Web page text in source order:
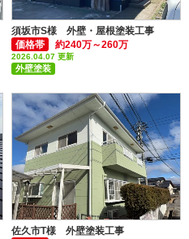
須坂市S様 外壁・屋根塗装工事
価格帯
約240万～260万
2026.04.07 更新
外壁塗装
屋根張替え・屋根カバー
佐久市T様 外壁塗装工事